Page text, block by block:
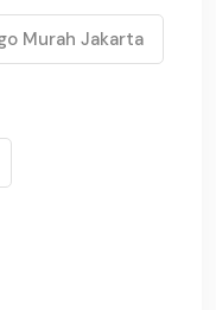
Murah Jakarta